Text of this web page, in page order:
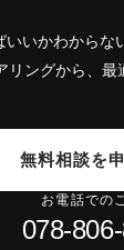
いいかわから
リングから、最
無料相談を
お電話での
078-